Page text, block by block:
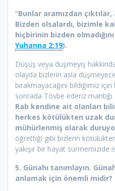
“Bunlar aramızdan
Bizden olsalardı, bizimle
hiçbirinin bizden
Yuhanna 2:19).
Düşüş veya düşmeyiş
olayda bizlerin asla
bırakmayacağını bildiğimiz
sonrada Tövbe ederiz
Rab kendine ait olanları
herkes kötülükten uzak
mühürlenmiş olarak
öğrettiği gibi bizlerin
yakışır bir hayat sürmemizide
5. Günahı tanımlayın.
anlamak için önemli midir?